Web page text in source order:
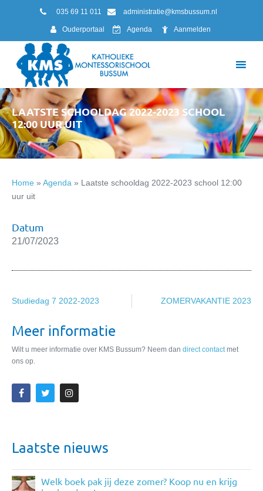
035 69 11 011 administratie@kmsbussum.nl
Ouderportaal Agenda Aanmelden
LAATSTE SCHOOLDAG 2022-2023 SCHOOL
12:00 UUR UIT
Home » Agenda » Laatste schooldag 2022-2023 school 12:00
uur uit
Datum
21/07/2023
Studiedag 7 2022-2023 ZOMERVAKANTIE 2023
Meer informatie
Wilt u meer informatie over KMS Bussum? Neem dan direct contactmet
ons op.
Laatste nieuws
Welk boek pak jij deze zomer? Koop nu en krijg